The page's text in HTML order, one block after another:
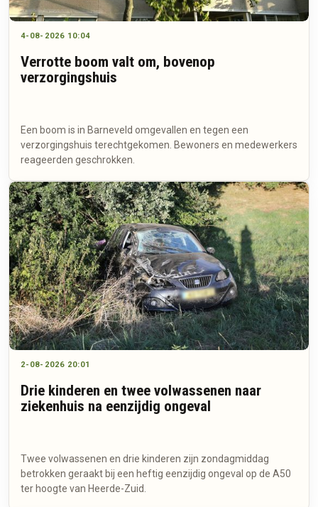
4-08-2026 10:04
Verrotte boom valt om, bovenop
verzorgingshuis
Een boom is in Barneveld omgevallen en tegen een
verzorgingshuis terechtgekomen. Bewoners en medewerkers
reageerden geschrokken.
2-08-2026 20:01
Drie kinderen en twee volwassenen naar
ziekenhuis na eenzijdig ongeval
Twee volwassenen en drie kinderen zijn zondagmiddag
betrokken geraakt bij een heftig eenzijdig ongeval op de A50
ter hoogte van Heerde-Zuid.